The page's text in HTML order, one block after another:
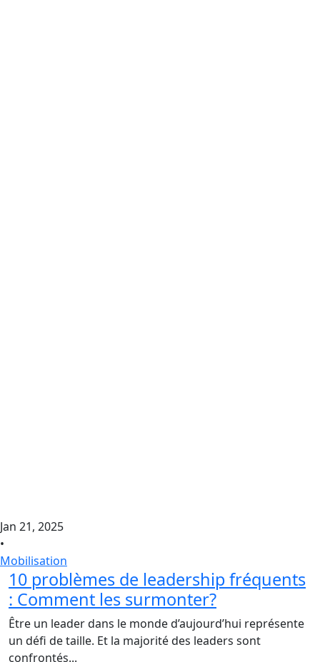
Jan 21, 2025
•
Mobilisation
10 problèmes de leadership fréquents
: Comment les surmonter?
Être un leader dans le monde d’aujourd’hui représente
un défi de taille. Et la majorité des leaders sont
confrontés...